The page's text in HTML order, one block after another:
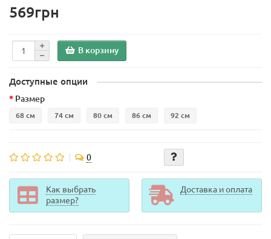
569грн
В корзину
Доступные опции
Размер
68 см 74 см 80 см 86 см 92 см
0
Как выбрать
размер?
Доставка и оплата